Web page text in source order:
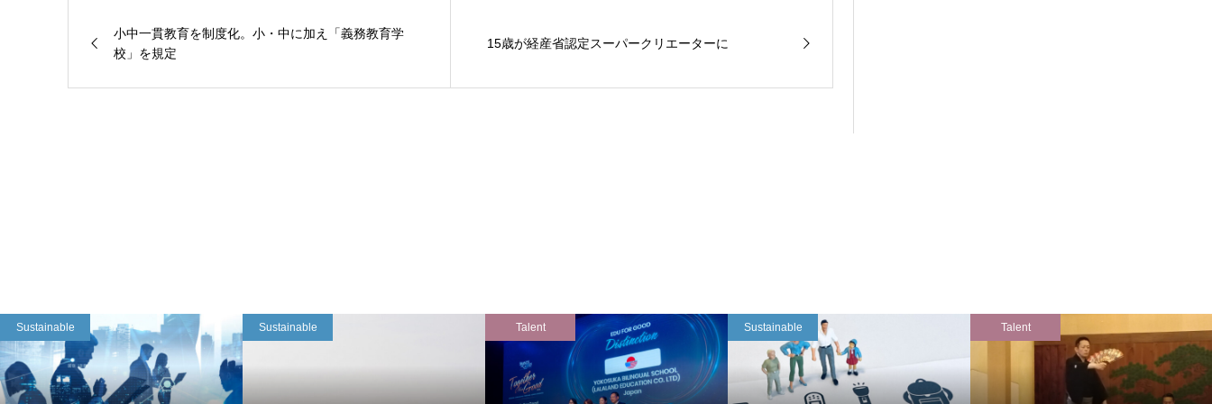
小中一貫教育を制度化。小・中に加え「義務教育学
校」を規定
15歳が経産省認定スーパークリエーターに
Sustainable Sustainable Talent Sustainable Talent